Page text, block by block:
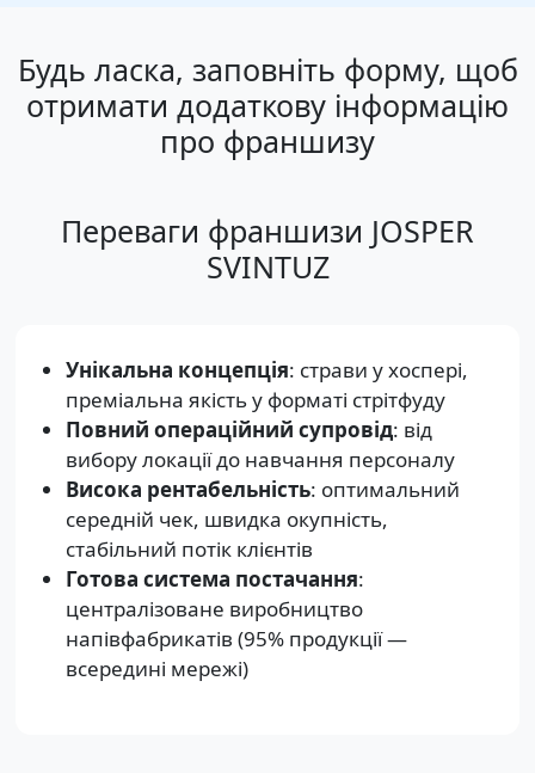
Будь ласка, заповніть форму, щоб
отримати додаткову інформацію
про франшизу
Переваги франшизи JOSPER
SVINTUZ
Унікальна концепція: страви у хоспері,
преміальна якість у форматі стрітфуду
Повний операційний супровід: від
вибору локації до навчання персоналу
Висока рентабельність: оптимальний
середній чек, швидка окупність,
стабільний потік клієнтів
Готова система постачання:
централізоване виробництво
напівфабрикатів (95% продукції —
всередині мережі)